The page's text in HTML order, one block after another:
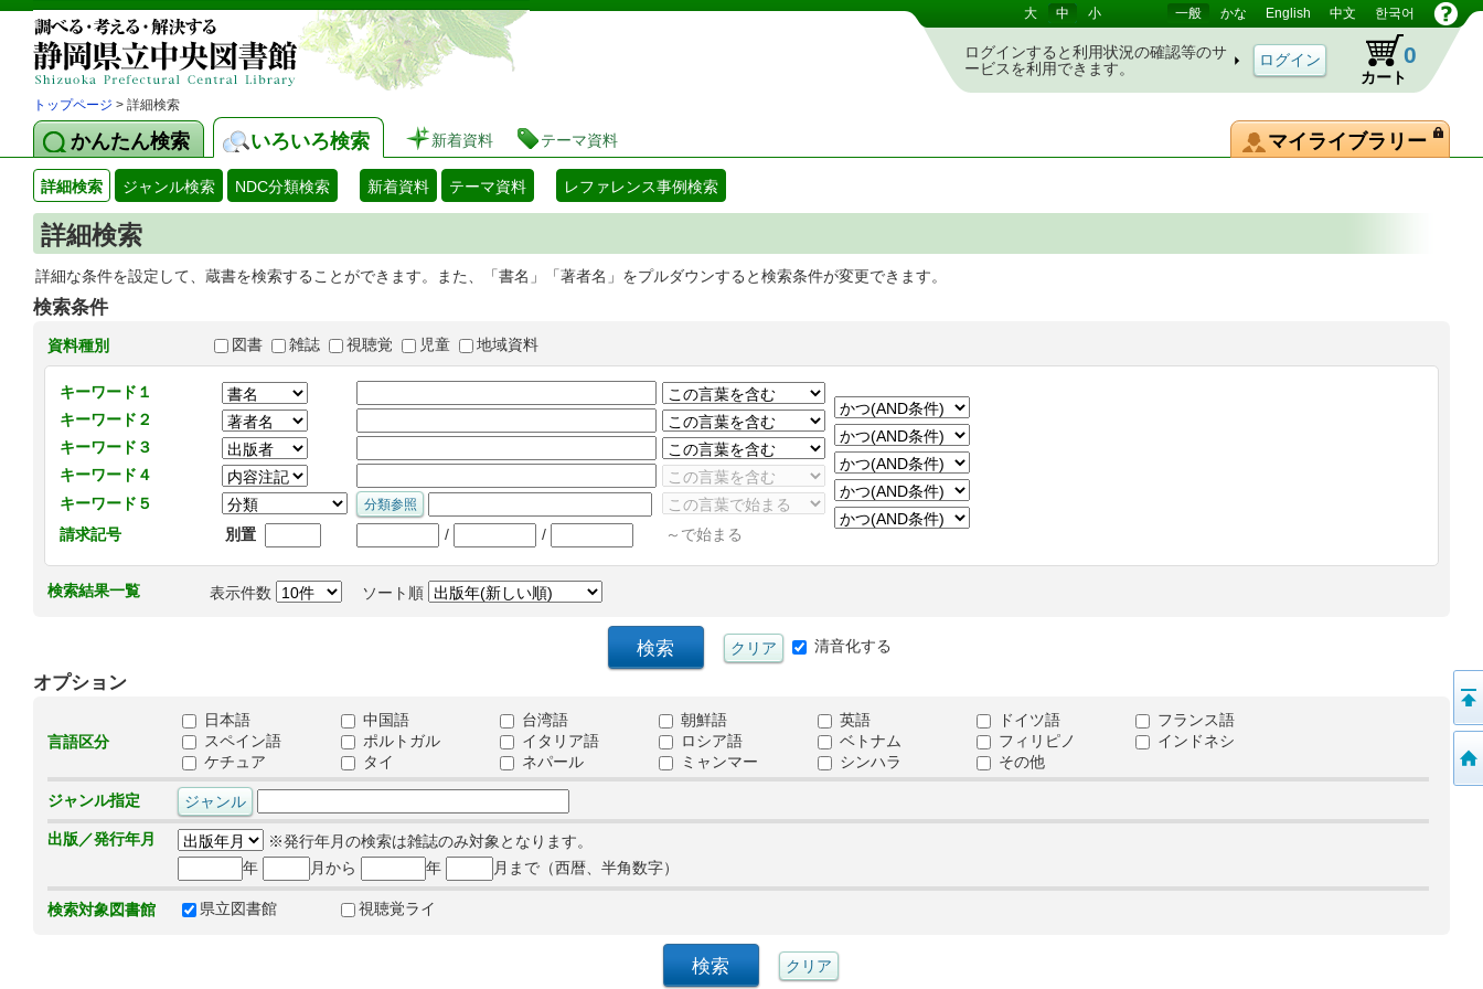
静岡県立図書館 蔵書検索・予約システム 大 中 小 一般 かな English 中文 한국어
ログインすると利用状況の確認等のサ
ービスを利用できます。
カート
0
トップページ > 詳細検索
かんたん検索 いろいろ検索 新着資料 テーマ資料 マイライブラリー
詳細検索 ジャンル検索 NDC分類検索 新着資料 テーマ資料 レファレンス事例検索
詳細検索
詳細な条件を設定して、蔵書を検索することができます。また、「書名」「著者名」をプルダウンすると検索条件が変更できます。
検索条件
資料種別 図書 雑誌 視聴覚 児童 地域資料
キーワード１
キーワード２
キーワード３
キーワード４
キーワード５
請求記号
別置 / / ～で始まる
検索結果一覧 表示件数 ソート順
清音化する
オプション
言語区分
日本語 中国語 台湾語 朝鮮語 英語 ドイツ語
フランス語
スペイン語
ポルトガル イタリア語 ロシア語 ベトナム フィリピノ
インドネシ
ケチュア
タイ ネパール ミャンマー シンハラ その他
ジャンル指定
出版／発行年月
※発行年月の検索は雑誌のみ対象となります。
年
月から 年 月まで（西暦、半角数字）
検索対象図書館 県立図書館 視聴覚ライ